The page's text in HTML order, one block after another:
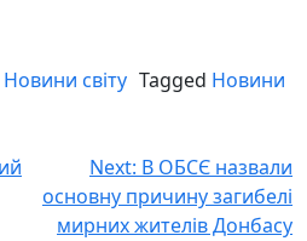
Новини світу Tagged Новини
Next: В ОБСЄ назвали
основну причину загибелі
мирних жителів Донбасу